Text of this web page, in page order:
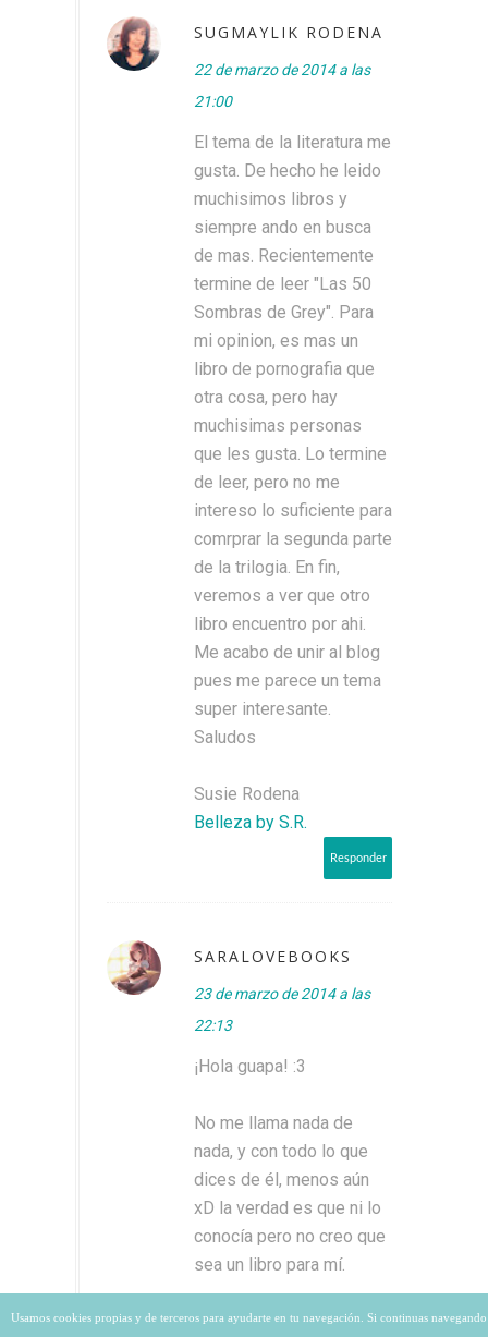
SUGMAYLIK RODENA
22 de marzo de 2014 a las
21:00
El tema de la literatura me
gusta. De hecho he leido
muchisimos libros y
siempre ando en busca
de mas. Recientemente
termine de leer "Las 50
Sombras de Grey". Para
mi opinion, es mas un
libro de pornografia que
otra cosa, pero hay
muchisimas personas
que les gusta. Lo termine
de leer, pero no me
intereso lo suficiente para
comrprar la segunda parte
de la trilogia. En fin,
veremos a ver que otro
libro encuentro por ahi.
Me acabo de unir al blog
pues me parece un tema
super interesante.
Saludos
Susie Rodena
Belleza by S.R.
Responder
SARALOVEBOOKS
23 de marzo de 2014 a las
22:13
¡Hola guapa! :3
No me llama nada de
nada, y con todo lo que
dices de él, menos aún
xD la verdad es que ni lo
conocía pero no creo que
sea un libro para mí.
Besitooos <3
Usamos cookies propias y de terceros para ayudarte en tu navegación. Si continuas navegando